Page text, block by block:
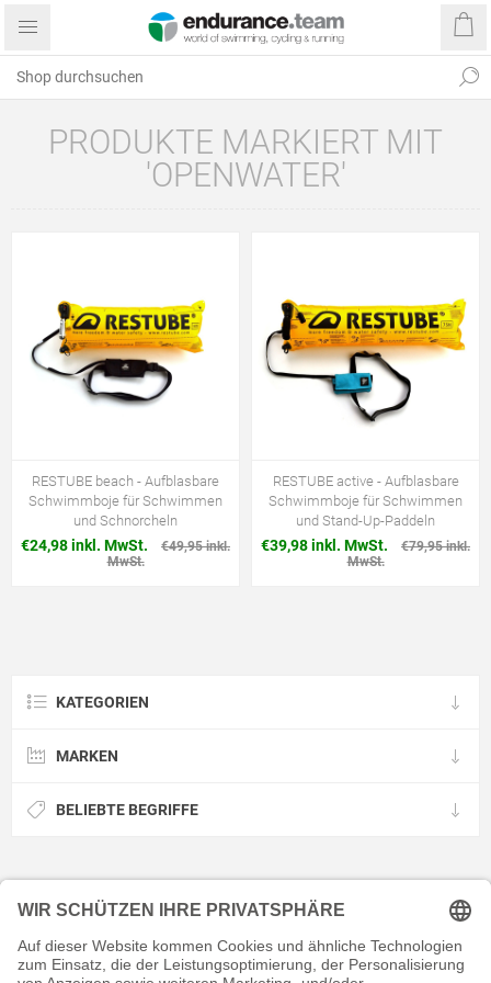
PRODUKTE MARKIERT MIT
'OPENWATER'
RESTUBE beach - Aufblasbare
Schwimmboje für Schwimmen
und Schnorcheln
€24,98 inkl. MwSt.
€49,95 inkl.
MwSt.
RESTUBE active - Aufblasbare
Schwimmboje für Schwimmen
und Stand-Up-Paddeln
€39,98 inkl. MwSt.
€79,95 inkl.
MwSt.
KATEGORIEN
MARKEN
BELIEBTE BEGRIFFE